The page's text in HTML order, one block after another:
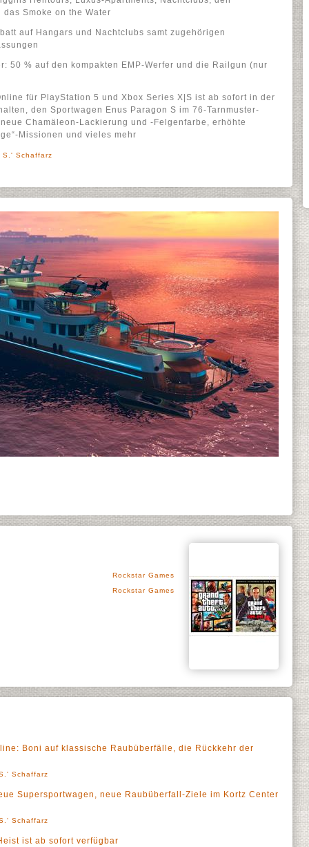
Smoke on the Water
auf Hangars und Nachtclubs samt zugehörigen
50 % auf den kompakten EMP-Werfer und die Railgun (nur
für PlayStation 5 und Xbox Series X|S ist ab sofort in der
den Sportwagen Enus Paragon S im 76-Tarnmuster-
Chamäleon-Lackierung und -Felgenfarbe, erhöhte
Missionen und vieles mehr
S.' Schaffarz
Rockstar Games
Rockstar Games
Boni auf klassische Raubüberfälle, die Rückkehr der
Schaffarz
Supersportwagen, neue Raubüberfall-Ziele im Kortz Center
Schaffarz
ist ab sofort verfügbar